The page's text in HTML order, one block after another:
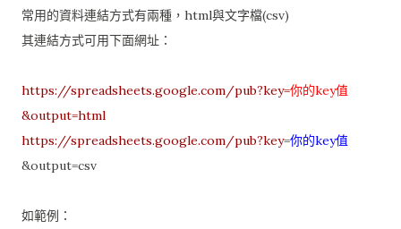
常用的資料連結方式有兩種，html與文字檔(csv)
其連結方式可用下面網址：
https://spreadsheets.google.com/pub?key=你的key值
&output=html
https://spreadsheets.google.com/pub?key=你的key值
&output=csv
如範例：